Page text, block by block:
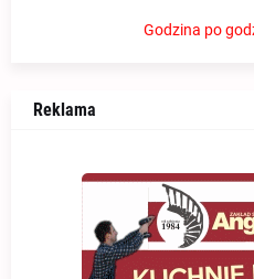
Godzina po
Reklama